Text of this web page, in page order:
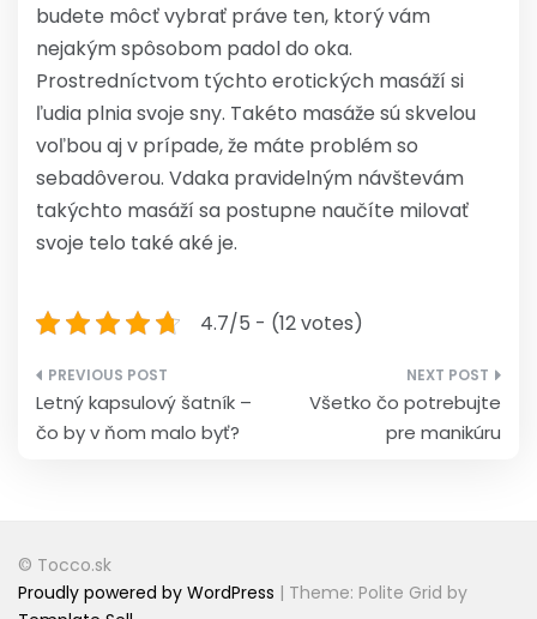
budete môcť vybrať práve ten, ktorý vám
nejakým spôsobom padol do oka.
Prostredníctvom týchto erotických masáží si
ľudia plnia svoje sny. Takéto masáže sú skvelou
voľbou aj v prípade, že máte problém so
sebadôverou. Vdaka pravidelným návštevám
takýchto masáží sa postupne naučíte milovať
svoje telo také aké je.
4.7/5 - (12 votes)
Navigace
pro
Letný kapsulový šatník –
čo by v ňom malo byť?
Všetko čo potrebujte
pre manikúru
© Tocco.sk
Proudly powered by WordPress | Theme: Polite Grid by